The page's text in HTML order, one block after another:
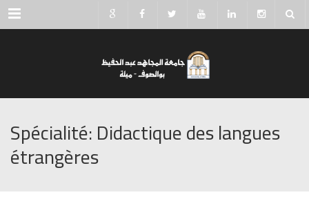
Menu
Spécialité: Didactique des langues
étrangères